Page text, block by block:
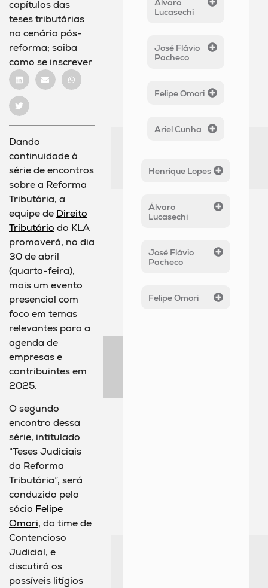
capítulos das
teses tributárias
no cenário pós-
reforma; saiba
como se inscrever
Dando
continuidade à
série de encontros
sobre a Reforma
Tributária, a
equipe de Direito
Tributário do KLA
promoverá, no dia
30 de abril
(quarta-feira),
mais um evento
presencial com
foco em temas
relevantes para a
agenda de
empresas e
contribuintes em
2025.
O segundo
encontro dessa
série, intitulado
“Teses Judiciais
da Reforma
Tributária”, será
conduzido pelo
sócio Felipe
Omori, do time de
Contencioso
Judicial, e
discutirá os
possíveis litígios
Álvaro
Lucasechi
José Flávio
Pacheco
Felipe Omori
Ariel Cunha
Henrique Lopes
Álvaro
Lucasechi
José Flávio
Pacheco
Felipe Omori